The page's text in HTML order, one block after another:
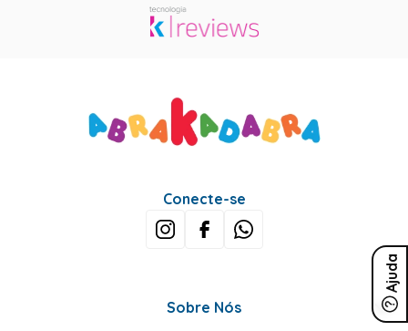
Ajuda
Conecte-se
Sobre Nós